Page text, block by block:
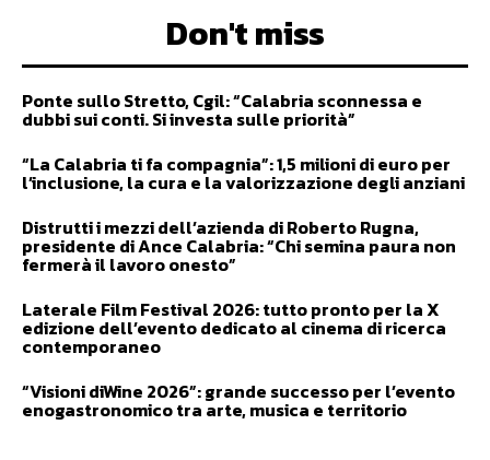
Don't miss
Ponte sullo Stretto, Cgil: “Calabria sconnessa e
dubbi sui conti. Si investa sulle priorità”
“La Calabria ti fa compagnia”: 1,5 milioni di euro per
l’inclusione, la cura e la valorizzazione degli anziani
Distrutti i mezzi dell’azienda di Roberto Rugna,
presidente di Ance Calabria: “Chi semina paura non
fermerà il lavoro onesto”
Laterale Film Festival 2026: tutto pronto per la X
edizione dell’evento dedicato al cinema di ricerca
contemporaneo
“Visioni diWine 2026”: grande successo per l’evento
enogastronomico tra arte, musica e territorio